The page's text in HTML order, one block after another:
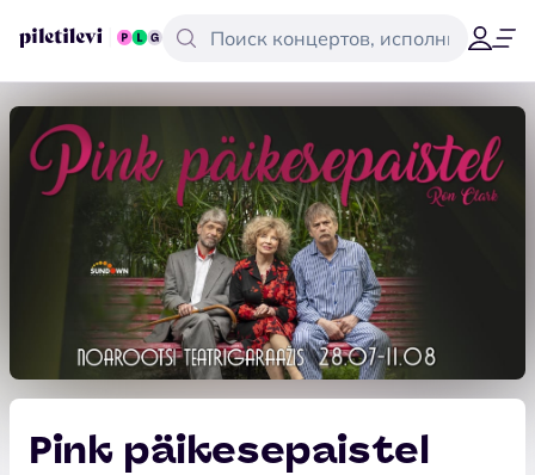
Pink päikesepaistel